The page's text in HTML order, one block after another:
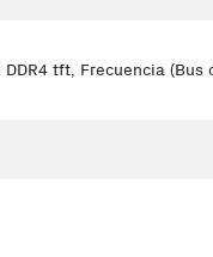
tft, Frecuencia